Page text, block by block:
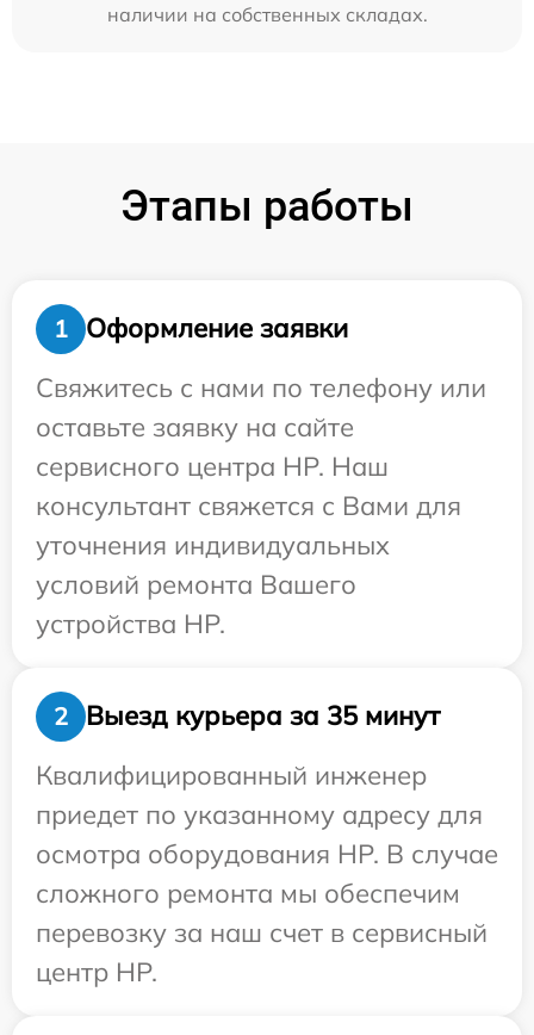
наличии на собственных складах.
Этапы работы
1
Оформление заявки
Свяжитесь с нами по телефону или
оставьте заявку на сайте
сервисного центра HP. Наш
консультант свяжется с Вами для
уточнения индивидуальных
условий ремонта Вашего
устройства HP.
2
Выезд курьера за 35 минут
Квалифицированный инженер
приедет по указанному адресу для
осмотра оборудования HP. В случае
сложного ремонта мы обеспечим
перевозку за наш счет в сервисный
центр HP.